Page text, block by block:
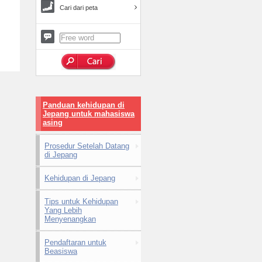
Cari dari peta
Panduan kehidupan di
Jepang untuk mahasiswa
asing
Prosedur Setelah Datang
di Jepang
Kehidupan di Jepang
Tips untuk Kehidupan
Yang Lebih
Menyenangkan
Pendaftaran untuk
Beasiswa